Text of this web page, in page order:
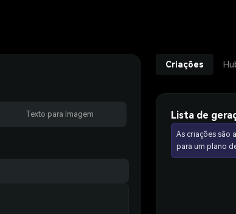
Texto para Imagem
Criações
Lista de
As criações são
para um plano